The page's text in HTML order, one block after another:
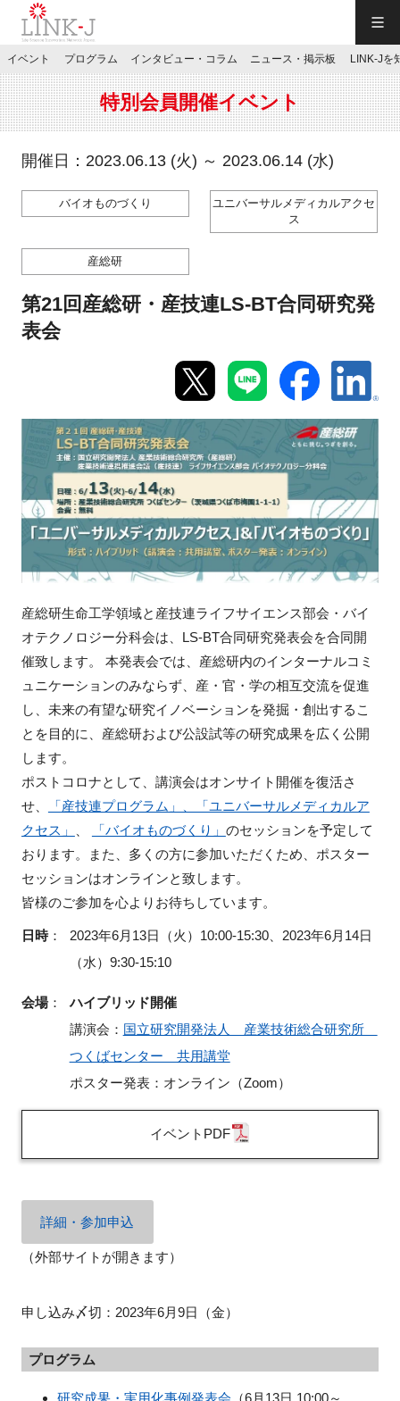
JP／EN
特別会員専用メニュー
お問い合わせ
新規登録
イベント
プログラム
インタビュー・コラム
ニュース・掲示板
LINK-Jを知る
特別会員
施設・アクセス
FAQ
イベント プログラム インタビュー・コラム ニュース・掲示板 LINK-Jを
特別会員開催イベント
開催日：2023.06.13 (火) ～ 2023.06.14 (水)
バイオものづくり
ユニバーサルメディカルアクセ
ス
産総研
第21回産総研・産技連LS-BT合同研究発
表会
産総研生命工学領域と産技連ライフサイエンス部会・バイ
オテクノロジー分科会は、LS-BT合同研究発表会を合同開
催致します。 本発表会では、産総研内のインターナルコミ
ュニケーションのみならず、産・官・学の相互交流を促進
し、未来の有望な研究イノベーションを発掘・創出するこ
とを目的に、産総研および公設試等の研究成果を広く公開
します。
ポストコロナとして、 講演会はオンサイト開催を復活さ
せ、
「産技連プログラム」、「ユニバーサルメディカルア
クセス」
、 「バイオものづくり」 のセッションを予定して
おります。また、多くの方に参加いただくため、ポスター
セッションはオンラインと致します。
皆様のご参加を心よりお待ちしています。
日時：
2023年6月13日（火）10:00-15:30、2023年6月14日
（水）9:30-15:10
会場：
ハイブリッド開催
講演会： 国立研究開発法人 産業技術総合研究所
つくばセンター 共用講堂
ポスター発表：オンライン（Zoom）
イベントPDF
詳細・参加申込
（外部サイトが開きます）
申し込み〆切：2023年6月9日（金）
プログラム